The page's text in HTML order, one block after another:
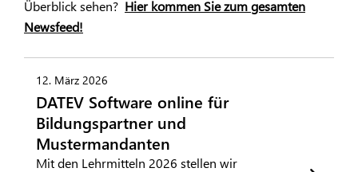
Überblick sehen? Hier kommen Sie zum gesamten
Newsfeed!
12. März 2026
DATEV Software online für
Bildungspartner und
Mustermandanten
Mit den Lehrmitteln 2026 stellen wir